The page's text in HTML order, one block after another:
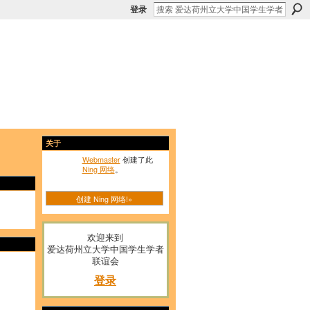
登录
关于
Webmaster创建了此
Ning 网络。
创建 Ning 网络!»
欢迎来到
爱达荷州立大学中国学生学者
联谊会
登录